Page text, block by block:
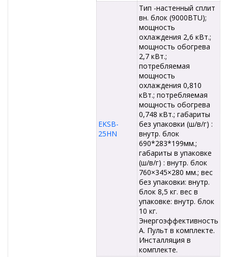
EKSB-
25HN
Тип -настенный сплит
вн. блок (9000BTU);
мощность
охлаждения 2,6 кВт.;
мощность обогрева
2,7 кВт.;
потребляемая
мощность
охлаждения 0,810
кВт.; потребляемая
мощность обогрева
0,748 кВт.; габариты
без упаковки (ш/в/г) :
внутр. блок
690*283*199мм.;
габариты в упаковке
(ш/в/г) : внутр. блок
760×345×280 мм.; вес
без упаковки: внутр.
блок 8,5 кг. вес в
упаковке: внутр. блок
10 кг.
Энергоэффективность
А. Пульт в комплекте.
Инсталляция в
комплекте.